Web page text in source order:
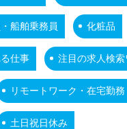
船舶乗務員 化粧品
仕事 注目の求人検索
リモートワーク・在宅勤務
土日祝日休み